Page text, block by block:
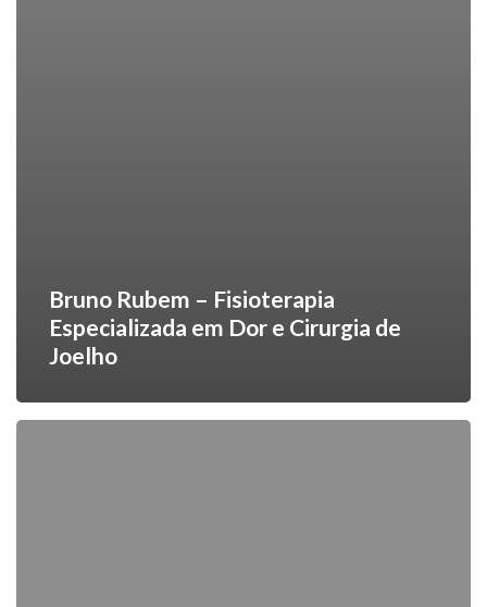
Bruno Rubem – Fisioterapia
Especializada em Dor e Cirurgia de
Joelho